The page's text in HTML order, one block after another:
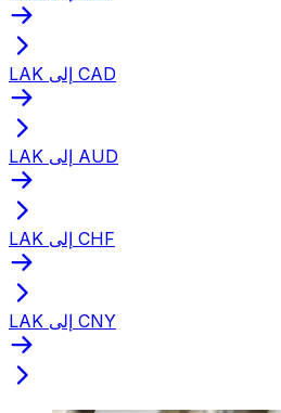
LAK إلى CAD
LAK إلى AUD
LAK إلى CHF
LAK إلى CNY